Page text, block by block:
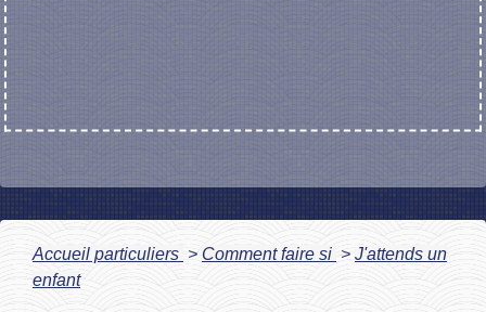
Accueil particuliers > Comment faire si > J'attends un
enfant